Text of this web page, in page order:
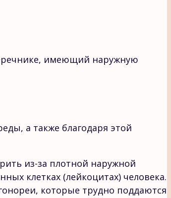
имеющий наружную
а также благодаря этой
из-за плотной наружной
клетках (лейкоцитах) человека.
которые трудно поддаются